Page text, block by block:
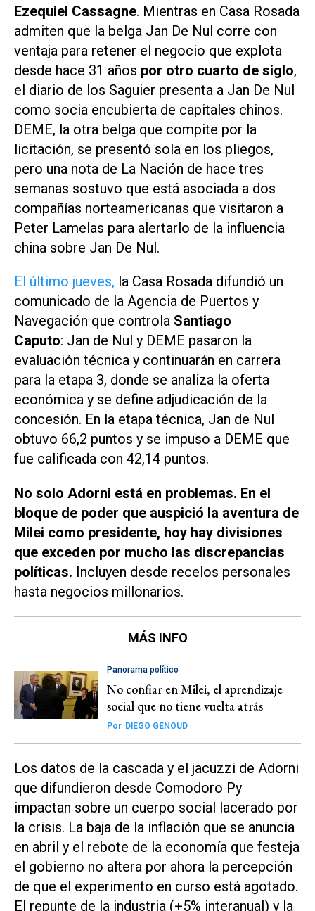
Ezequiel Cassagne. Mientras en Casa Rosada
admiten que la belga Jan De Nul corre con
ventaja para retener el negocio que explota
desde hace 31 años por otro cuarto de siglo,
el diario de los Saguier presenta a Jan De Nul
como socia encubierta de capitales chinos.
DEME, la otra belga que compite por la
licitación, se presentó sola en los pliegos,
pero una nota de La Nación de hace tres
semanas sostuvo que está asociada a dos
compañías norteamericanas que visitaron a
Peter Lamelas para alertarlo de la influencia
china sobre Jan De Nul.
El último jueves, la Casa Rosada difundió un
comunicado de la Agencia de Puertos y
Navegación que controla Santiago
Caputo: Jan de Nul y DEME pasaron la
evaluación técnica y continuarán en carrera
para la etapa 3, donde se analiza la oferta
económica y se define adjudicación de la
concesión. En la etapa técnica, Jan de Nul
obtuvo 66,2 puntos y se impuso a DEME que
fue calificada con 42,14 puntos.
No solo Adorni está en problemas. En el
bloque de poder que auspició la aventura de
Milei como presidente, hoy hay divisiones
que exceden por mucho las discrepancias
políticas. Incluyen desde recelos personales
hasta negocios millonarios.
MÁS INFO
Panorama político
No confiar en Milei, el aprendizaje
social que no tiene vuelta atrás
Por DIEGO GENOUD
Los datos de la cascada y el jacuzzi de Adorni
que difundieron desde Comodoro Py
impactan sobre un cuerpo social lacerado por
la crisis. La baja de la inflación que se anuncia
en abril y el rebote de la economía que festeja
el gobierno no altera por ahora la percepción
de que el experimento en curso está agotado.
El repunte de la industria (+5% interanual) y la